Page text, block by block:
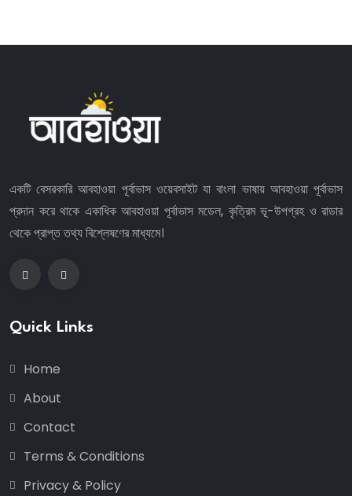
একটি বেসরকারি আবহাওয়া পূর্বাভাস ওয়েবসাইট যা বাংলা ভাষায় আবহাওয়া পূর্বাভাস
প্রদান করে থাকে একাধিক আবহাওয়া পূর্বাভাস মডেল, কৃত্রিম ভূ-উপগ্রহ ও রাডার
থেকে প্রাপ্ত তথ্য বিশ্লেষণের মাধ্যমে।
Quick Links
Home
About
Contact
Terms & Conditions
Privacy & Policy